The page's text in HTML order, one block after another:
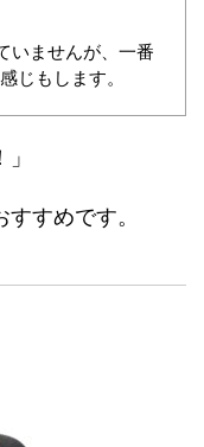
いませんが、一番
じもします。
すめです。